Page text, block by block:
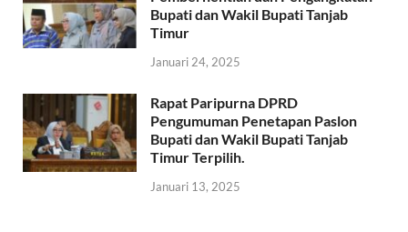
Bupati dan Wakil Bupati Tanjab
Timur
Januari 24, 2025
Rapat Paripurna DPRD
Pengumuman Penetapan Paslon
Bupati dan Wakil Bupati Tanjab
Timur Terpilih.
Januari 13, 2025